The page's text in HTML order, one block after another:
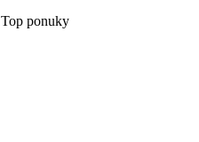
Top ponuky